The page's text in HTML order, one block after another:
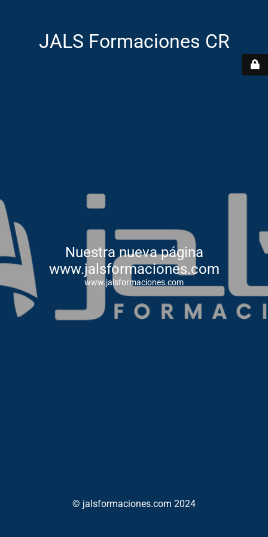
JALS Formaciones CR
Nuestra nueva página
www.jalsformaciones.com
www.jalsformaciones.com
© jalsformaciones.com 2024